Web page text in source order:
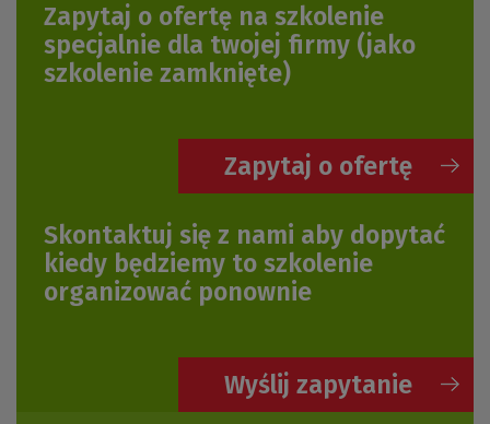
Zapytaj o ofertę na szkolenie
specjalnie dla twojej firmy (jako
szkolenie zamknięte)
Zapytaj o ofertę
Skontaktuj się z nami aby dopytać
kiedy będziemy to szkolenie
organizować ponownie
Wyślij zapytanie